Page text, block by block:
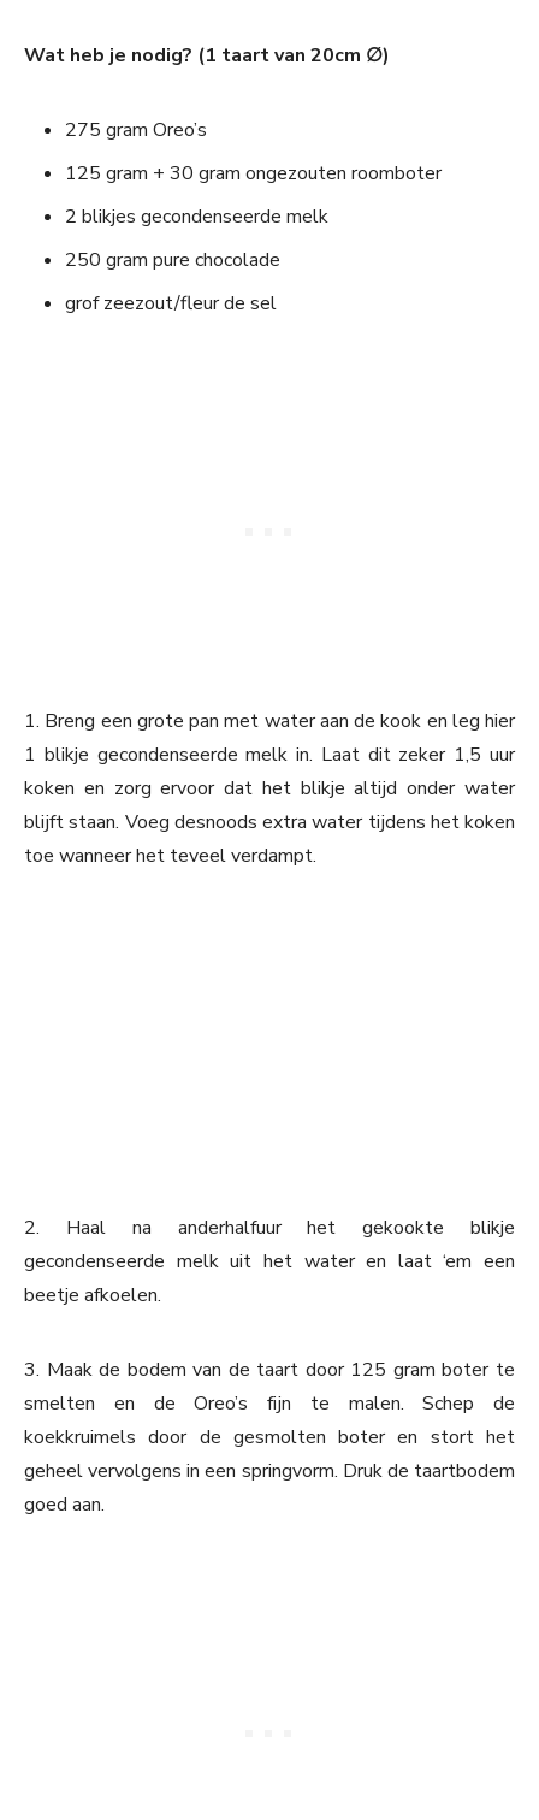
Wat heb je nodig? (1 taart van 20cm ∅)
275 gram Oreo’s
125 gram + 30 gram ongezouten roomboter
2 blikjes gecondenseerde melk
250 gram pure chocolade
grof zeezout/fleur de sel
1. Breng een grote pan met water aan de kook en leg hier
1 blikje gecondenseerde melk in. Laat dit zeker 1,5 uur
koken en zorg ervoor dat het blikje altijd onder water
blijft staan. Voeg desnoods extra water tijdens het koken
toe wanneer het teveel verdampt.
2. Haal na anderhalfuur het gekookte blikje
gecondenseerde melk uit het water en laat ‘em een
beetje afkoelen.
3. Maak de bodem van de taart door 125 gram boter te
smelten en de Oreo’s fijn te malen. Schep de
koekkruimels door de gesmolten boter en stort het
geheel vervolgens in een springvorm. Druk de taartbodem
goed aan.